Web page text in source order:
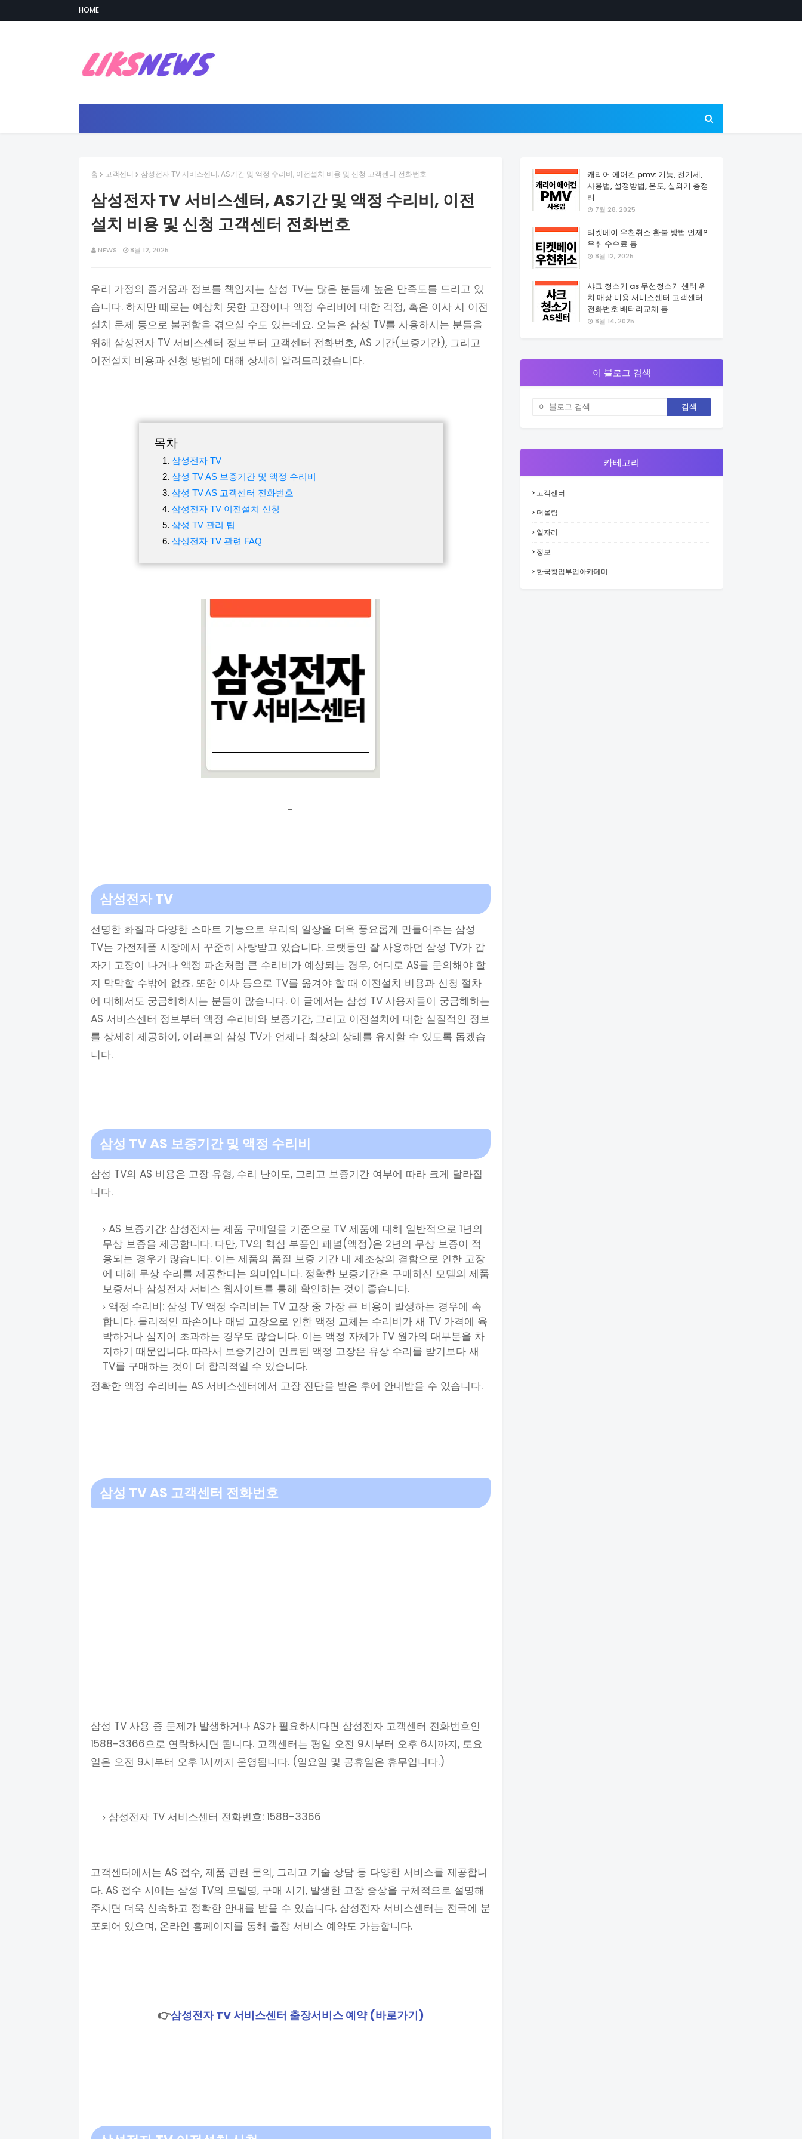
HOME
홈 고객센터 삼성전자 TV 서비스센터, AS기간 및 액정 수리비, 이전설치 비용 및 신청 고객센터 전화번호
삼성전자 TV 서비스센터, AS기간 및 액정 수리비, 이전
설치 비용 및 신청 고객센터 전화번호
NEWS 8월 12, 2025
우리 가정의 즐거움과 정보를 책임지는 삼성 TV는 많은 분들께 높은 만족도를 드리고 있
습니다. 하지만 때로는 예상치 못한 고장이나 액정 수리비에 대한 걱정, 혹은 이사 시 이전
설치 문제 등으로 불편함을 겪으실 수도 있는데요. 오늘은 삼성 TV를 사용하시는 분들을
위해 삼성전자 TV 서비스센터 정보부터 고객센터 전화번호, AS 기간(보증기간), 그리고
이전설치 비용과 신청 방법에 대해 상세히 알려드리겠습니다.
목차
삼성전자 TV
삼성 TV AS 보증기간 및 액정 수리비
삼성 TV AS 고객센터 전화번호
삼성전자 TV 이전설치 신청
삼성 TV 관리 팁
삼성전자 TV 관련 FAQ
-
삼성전자 TV
선명한 화질과 다양한 스마트 기능으로 우리의 일상을 더욱 풍요롭게 만들어주는 삼성
TV는 가전제품 시장에서 꾸준히 사랑받고 있습니다. 오랫동안 잘 사용하던 삼성 TV가 갑
자기 고장이 나거나 액정 파손처럼 큰 수리비가 예상되는 경우, 어디로 AS를 문의해야 할
지 막막할 수밖에 없죠. 또한 이사 등으로 TV를 옮겨야 할 때 이전설치 비용과 신청 절차
에 대해서도 궁금해하시는 분들이 많습니다. 이 글에서는 삼성 TV 사용자들이 궁금해하는
AS 서비스센터 정보부터 액정 수리비와 보증기간, 그리고 이전설치에 대한 실질적인 정보
를 상세히 제공하여, 여러분의 삼성 TV가 언제나 최상의 상태를 유지할 수 있도록 돕겠습
니다.
삼성 TV AS 보증기간 및 액정 수리비
삼성 TV의 AS 비용은 고장 유형, 수리 난이도, 그리고 보증기간 여부에 따라 크게 달라집
니다.
AS 보증기간: 삼성전자는 제품 구매일을 기준으로 TV 제품에 대해 일반적으로 1년의
무상 보증을 제공합니다. 다만, TV의 핵심 부품인 패널(액정)은 2년의 무상 보증이 적
용되는 경우가 많습니다. 이는 제품의 품질 보증 기간 내 제조상의 결함으로 인한 고장
에 대해 무상 수리를 제공한다는 의미입니다. 정확한 보증기간은 구매하신 모델의 제품
보증서나 삼성전자 서비스 웹사이트를 통해 확인하는 것이 좋습니다.
액정 수리비: 삼성 TV 액정 수리비는 TV 고장 중 가장 큰 비용이 발생하는 경우에 속
합니다. 물리적인 파손이나 패널 고장으로 인한 액정 교체는 수리비가 새 TV 가격에 육
박하거나 심지어 초과하는 경우도 많습니다. 이는 액정 자체가 TV 원가의 대부분을 차
지하기 때문입니다. 따라서 보증기간이 만료된 액정 고장은 유상 수리를 받기보다 새
TV를 구매하는 것이 더 합리적일 수 있습니다.
정확한 액정 수리비는 AS 서비스센터에서 고장 진단을 받은 후에 안내받을 수 있습니다.
삼성 TV AS 고객센터 전화번호
삼성 TV 사용 중 문제가 발생하거나 AS가 필요하시다면 삼성전자 고객센터 전화번호인
1588-3366으로 연락하시면 됩니다. 고객센터는 평일 오전 9시부터 오후 6시까지, 토요
일은 오전 9시부터 오후 1시까지 운영됩니다. (일요일 및 공휴일은 휴무입니다.)
삼성전자 TV 서비스센터 전화번호: 1588-3366
고객센터에서는 AS 접수, 제품 관련 문의, 그리고 기술 상담 등 다양한 서비스를 제공합니
다. AS 접수 시에는 삼성 TV의 모델명, 구매 시기, 발생한 고장 증상을 구체적으로 설명해
주시면 더욱 신속하고 정확한 안내를 받을 수 있습니다. 삼성전자 서비스센터는 전국에 분
포되어 있으며, 온라인 홈페이지를 통해 출장 서비스 예약도 가능합니다.
👉삼성전자 TV 서비스센터 출장서비스 예약 (바로가기)
캐리어 에어컨 pmv: 기능, 전기세,
사용법, 설정방법, 온도, 실외기 총정
리
7월 28, 2025
티켓베이 우천취소 환불 방법 언제?
우취 수수료 등
8월 12, 2025
샤크 청소기 as 무선청소기 센터 위
치 매장 비용 서비스센터 고객센터
전화번호 배터리교체 등
8월 14, 2025
이 블로그 검색
카테고리
고객센터
더올림
일자리
정보
한국창업부업아카데미